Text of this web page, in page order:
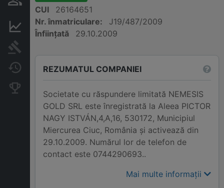
proprietate
Informații financiare
Modificări
CUI
26164651
Nr. înmatriculare:
J19/487/2009
Înființată
29.10.2009
REZUMATUL COMPANIEI
Societate cu răspundere limitată NEMESIS
GOLD SRL este înregistrată la Aleea PICTOR
NAGY ISTVÁN,4,A,16, 530172, Municipiul
Miercurea Ciuc, România și activează din
29.10.2009. Numărul lor de telefon de
contact este 0744290693..
Mai multe informații